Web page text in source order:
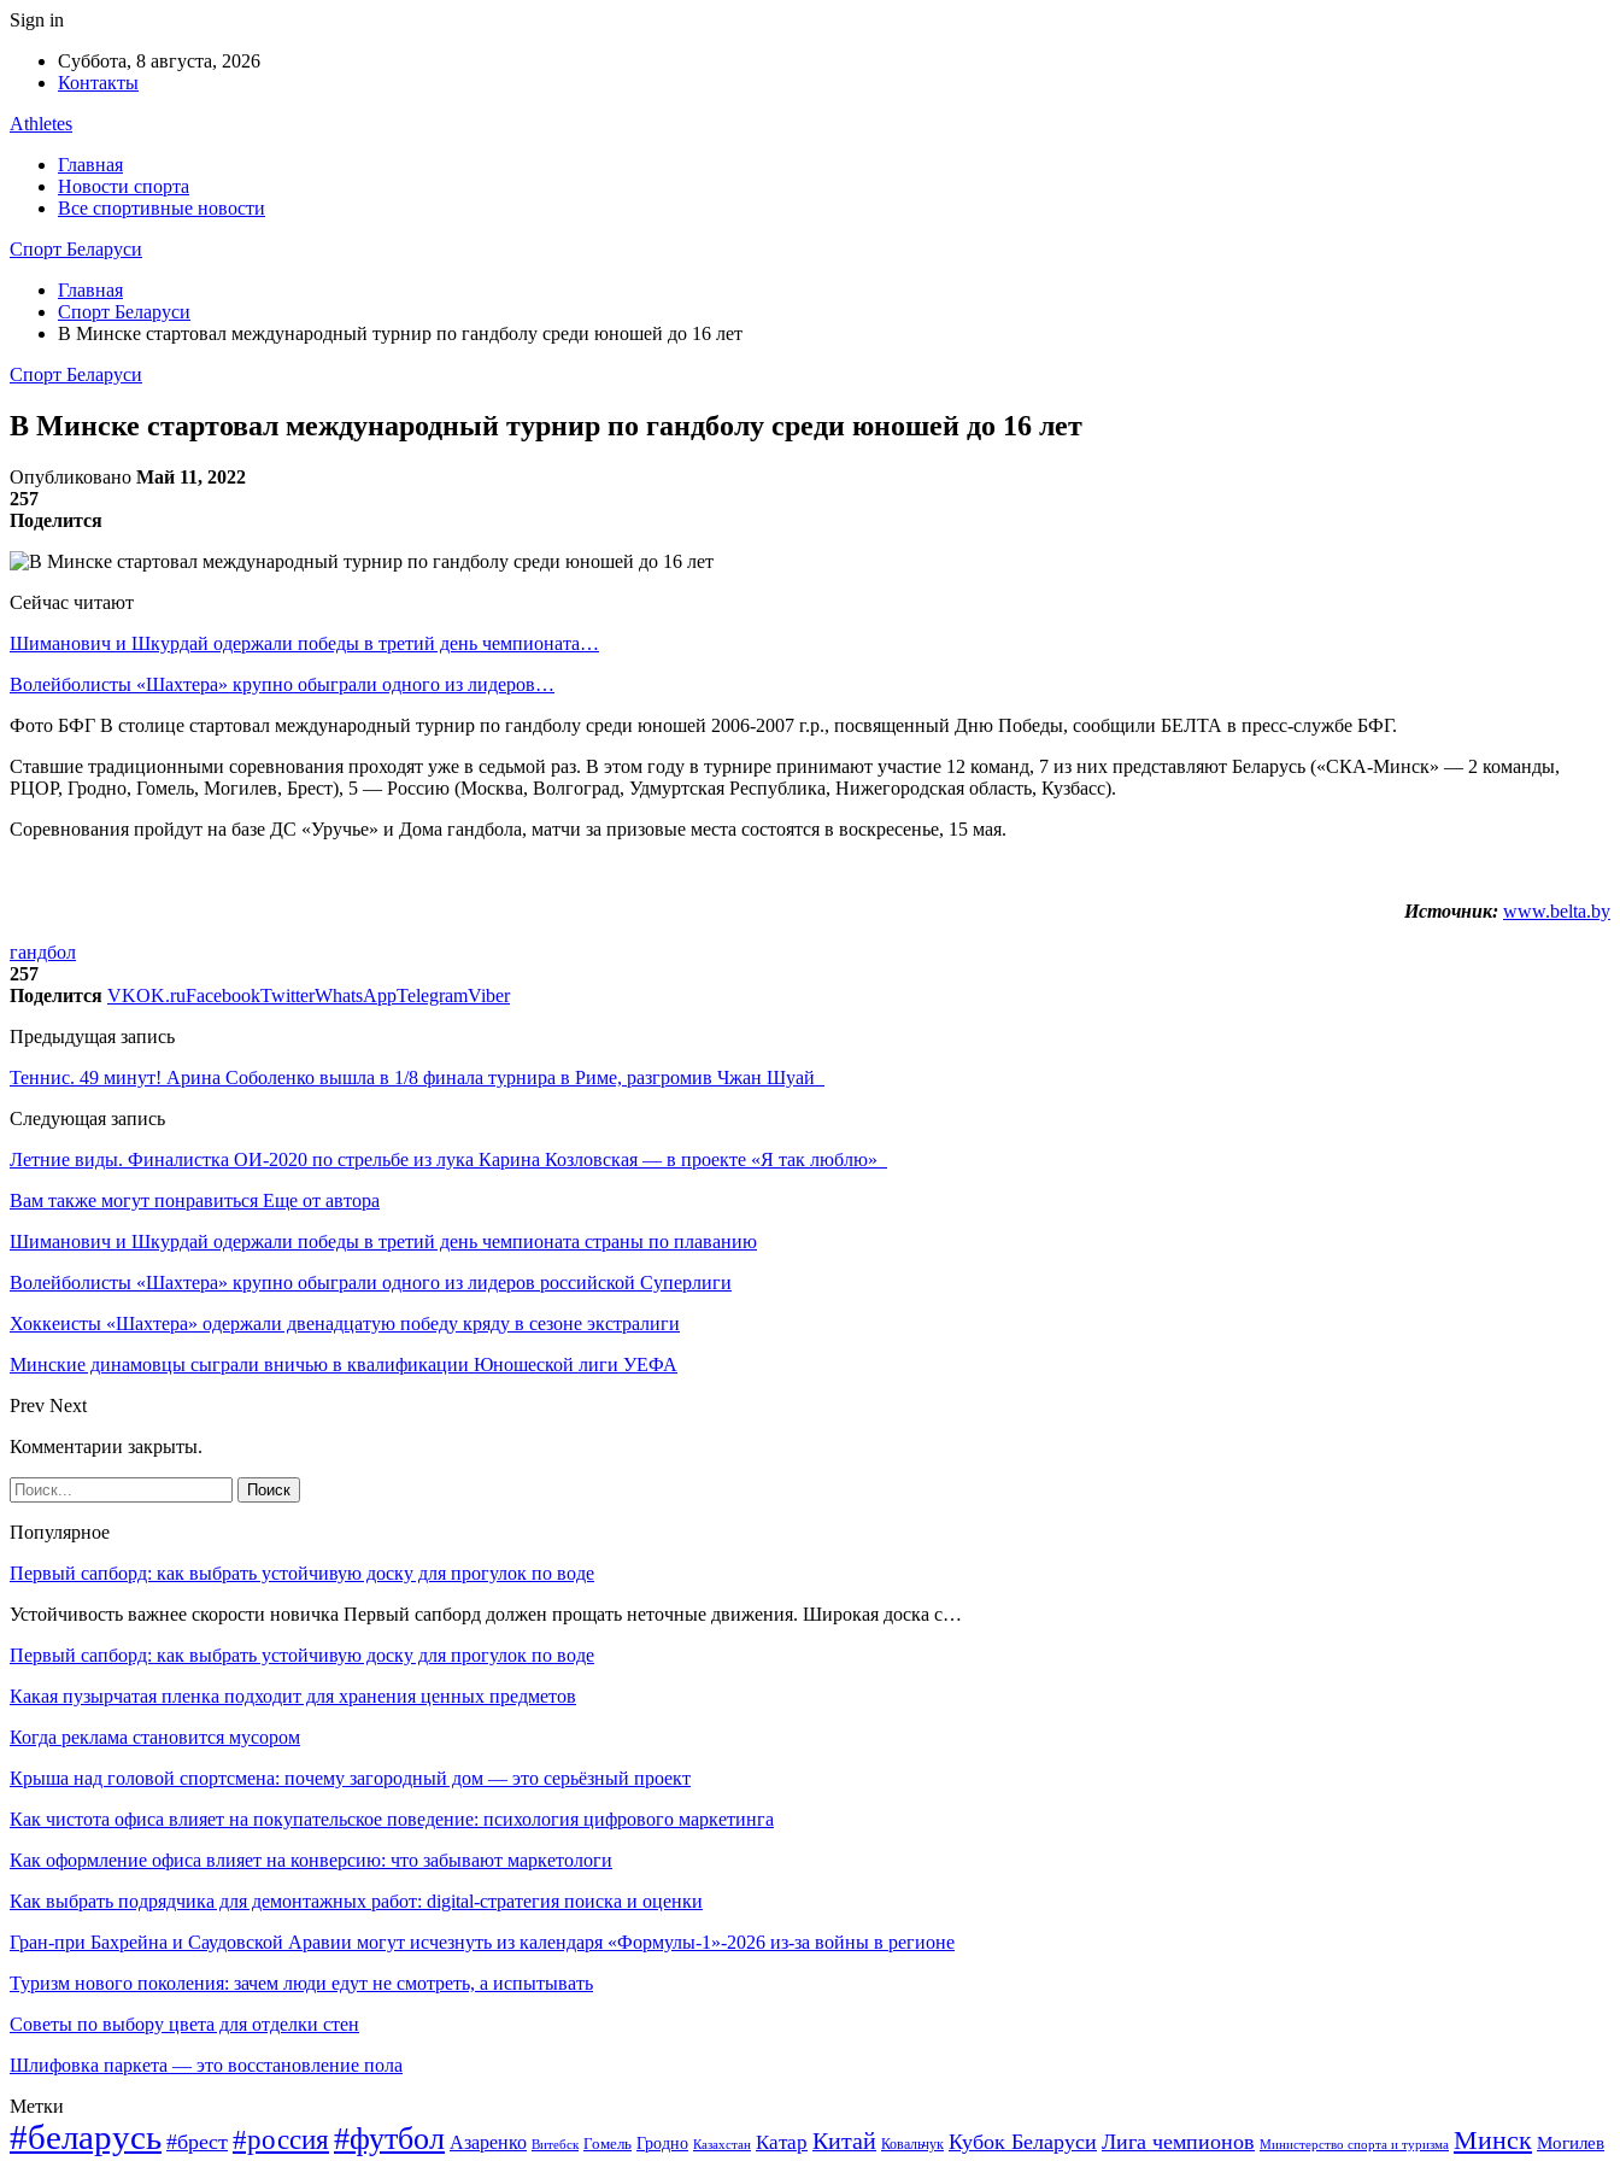
Sign in
Суббота, 8 августа, 2026
Контакты
Athletes
Главная
Новости спорта
Все спортивные новости
Спорт Беларуси
Главная
Спорт Беларуси
В Минске стартовал международный турнир по гандболу среди юношей до 16 лет
Спорт Беларуси
В Минске стартовал международный турнир по гандболу среди юношей до 16 лет
Опубликовано Май 11, 2022
257
Поделится
Сейчас читают
Шиманович и Шкурдай одержали победы в третий день чемпионата…
Волейболисты «Шахтера» крупно обыграли одного из лидеров…
Фото БФГ В столице стартовал международный турнир по гандболу среди юношей 2006-2007 г.р., посвященный Дню Победы, сообщили БЕЛТА в пресс-службе БФГ.
Ставшие традиционными соревнования проходят уже в седьмой раз. В этом году в турнире принимают участие 12 команд, 7 из них представляют Беларусь («СКА-Минск» — 2 команды,
РЦОР, Гродно, Гомель, Могилев, Брест), 5 — Россию (Москва, Волгоград, Удмуртская Республика, Нижегородская область, Кузбасс).
Соревнования пройдут на базе ДС «Уручье» и Дома гандбола, матчи за призовые места состоятся в воскресенье, 15 мая.
Источник: www.belta.by
гандбол
257
Поделится VKOK.ruFacebookTwitterWhatsAppTelegramViber
Предыдущая запись
Теннис. 49 минут! Арина Соболенко вышла в 1/8 финала турнира в Риме, разгромив Чжан Шуай
Следующая запись
Летние виды. Финалистка ОИ-2020 по стрельбе из лука Карина Козловская — в проекте «Я так люблю»
Вам также могут понравиться Еще от автора
Шиманович и Шкурдай одержали победы в третий день чемпионата страны по плаванию
Волейболисты «Шахтера» крупно обыграли одного из лидеров российской Суперлиги
Хоккеисты «Шахтера» одержали двенадцатую победу кряду в сезоне экстралиги
Минские динамовцы сыграли вничью в квалификации Юношеской лиги УЕФА
Prev Next
Комментарии закрыты.
Популярное
Первый сапборд: как выбрать устойчивую доску для прогулок по воде
Устойчивость важнее скорости новичка Первый сапборд должен прощать неточные движения. Широкая доска с…
Первый сапборд: как выбрать устойчивую доску для прогулок по воде
Какая пузырчатая пленка подходит для хранения ценных предметов
Когда реклама становится мусором
Крыша над головой спортсмена: почему загородный дом — это серьёзный проект
Как чистота офиса влияет на покупательское поведение: психология цифрового маркетинга
Как оформление офиса влияет на конверсию: что забывают маркетологи
Как выбрать подрядчика для демонтажных работ: digital-стратегия поиска и оценки
Гран-при Бахрейна и Саудовской Аравии могут исчезнуть из календаря «Формулы-1»-2026 из-за войны в регионе
Туризм нового поколения: зачем люди едут не смотреть, а испытывать
Советы по выбору цвета для отделки стен
Шлифовка паркета — это восстановление пола
Метки
#беларусь #брест #россия#футбол Азаренко Витебск Гомель Гродно Казахстан Катар Китай Ковальчук Кубок Беларуси Лига чемпионов Министерство спорта и туризма Минск Могилев